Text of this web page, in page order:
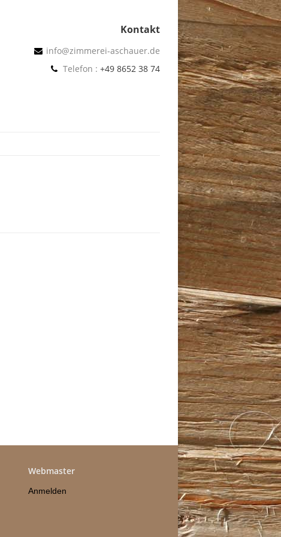
Kontakt
info@zimmerei-aschauer.de
Telefon : +49 8652 38 74
Webmaster
Anmelden